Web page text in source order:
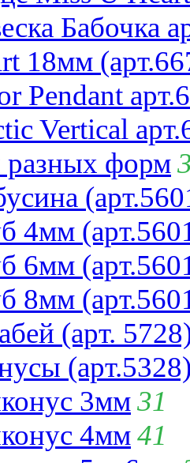
Бабочка
18мм
Pendant
Vertical
форм
4мм
6мм
8мм
(арт.
3мм31
4мм41